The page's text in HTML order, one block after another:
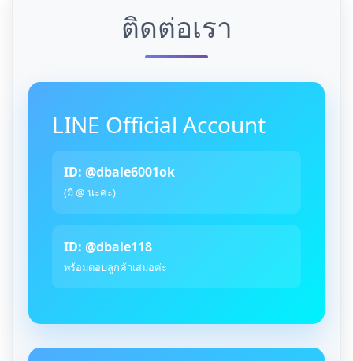
ติดต่อเรา
LINE Official Account
ID: @dbale6001ok
(มี @ นะคะ)
ID: @dbale118
พร้อมตอบลูกค้าเสมอค่ะ